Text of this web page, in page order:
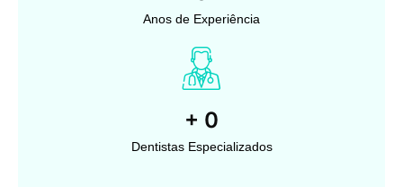
Anos de Experiência
+ 0
Dentistas Especializados